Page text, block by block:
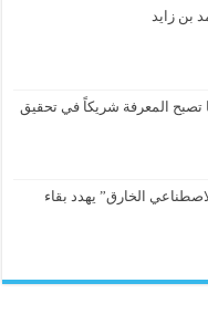
بن زايد
تصبح المعرفة شريكاً في تحقيق
الخارق” يهدد بقاء